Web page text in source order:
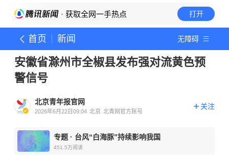
· 获取全网一手热点 打开
首页 新闻 无障碍
安徽省滁州市全椒县发布强对流黄色预
警信号
北京青年报官网
2026年6月22日09:04 北京 北青网官方账号
关注
专题 · 台风“白海豚”持续影响我国
451.5万阅读